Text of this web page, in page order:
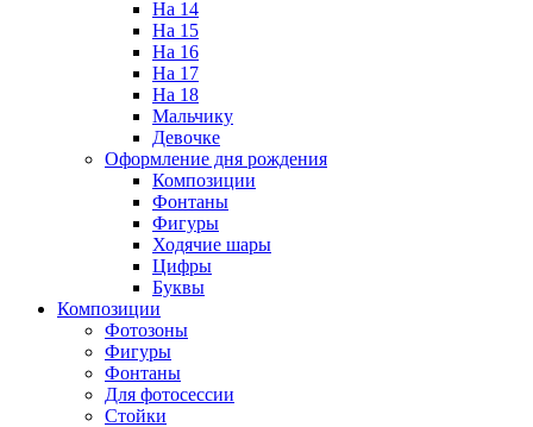
На 14
На 15
На 16
На 17
На 18
Мальчику
Девочке
Оформление дня рождения
Композиции
Фонтаны
Фигуры
Ходячие шары
Цифры
Буквы
Композиции
Фотозоны
Фигуры
Фонтаны
Для фотосессии
Стойки